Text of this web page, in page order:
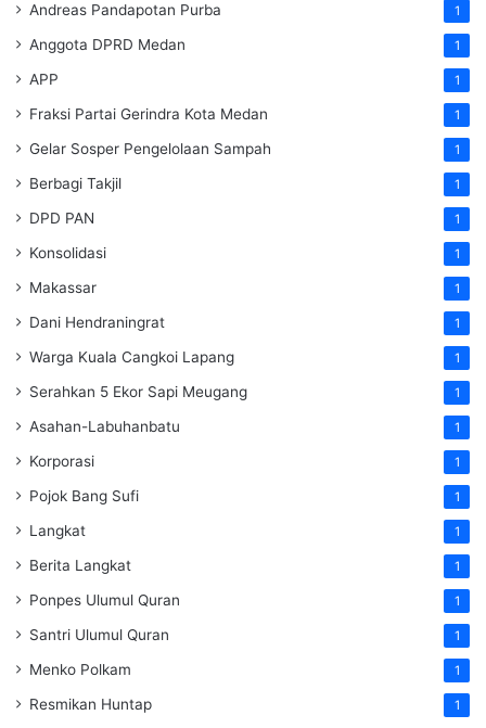
Andreas Pandapotan Purba 1
Anggota DPRD Medan 1
APP 1
Fraksi Partai Gerindra Kota Medan 1
Gelar Sosper Pengelolaan Sampah 1
Berbagi Takjil 1
DPD PAN 1
Konsolidasi 1
Makassar 1
Dani Hendraningrat 1
Warga Kuala Cangkoi Lapang 1
Serahkan 5 Ekor Sapi Meugang 1
Asahan-Labuhanbatu 1
Korporasi 1
Pojok Bang Sufi 1
Langkat 1
Berita Langkat 1
Ponpes Ulumul Quran 1
Santri Ulumul Quran 1
Menko Polkam 1
Resmikan Huntap 1